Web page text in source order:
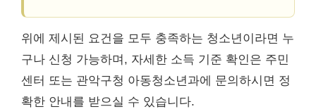
위에 제시된 요건을 모두 충족하는 청소년이라면 누
구나 신청 가능하며, 자세한 소득 기준 확인은 주민
센터 또는 관악구청 아동청소년과에 문의하시면 정
확한 안내를 받으실 수 있습니다.